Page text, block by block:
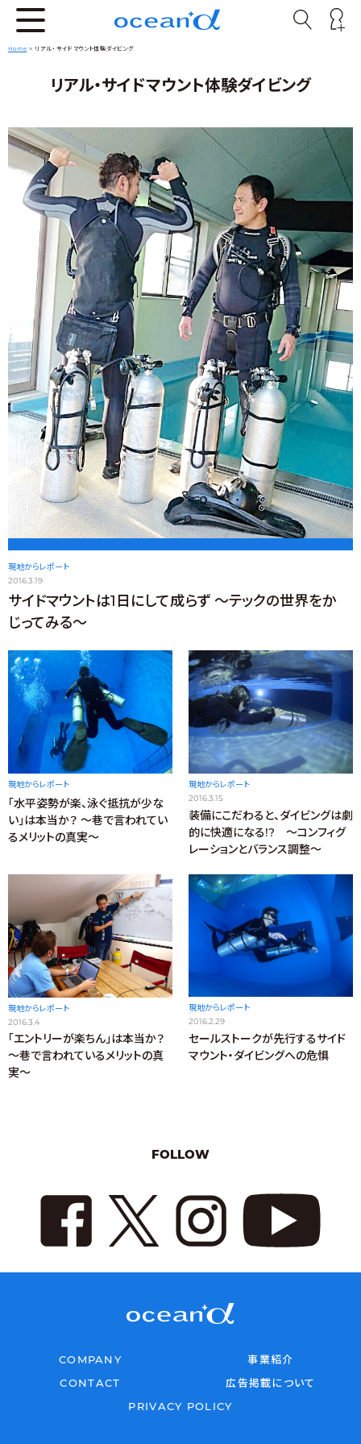
Home > リアル・サイドマウント体験ダイビング
リアル・サイドマウント体験ダイビング
現地からレポート
2016.3.19
サイドマウントは1日にして成らず ～テックの世界をか
じってみる～
現地からレポート
「水平姿勢が楽、泳ぐ抵抗が少な
い」は本当か？ ～巷で言われてい
るメリットの真実～
現地からレポート
2016.3.15
装備にこだわると、ダイビングは劇
的に快適になる!? ～コンフィグ
レーションとバランス調整～
現地からレポート
2016.3.4
「エントリーが楽ちん」は本当か？
～巷で言われているメリットの真
実～
現地からレポート
2016.2.29
セールストークが先行するサイド
マウント・ダイビングへの危惧
FOLLOW
COMPANY
事業紹介
CONTACT
広告掲載について
PRIVACY POLICY